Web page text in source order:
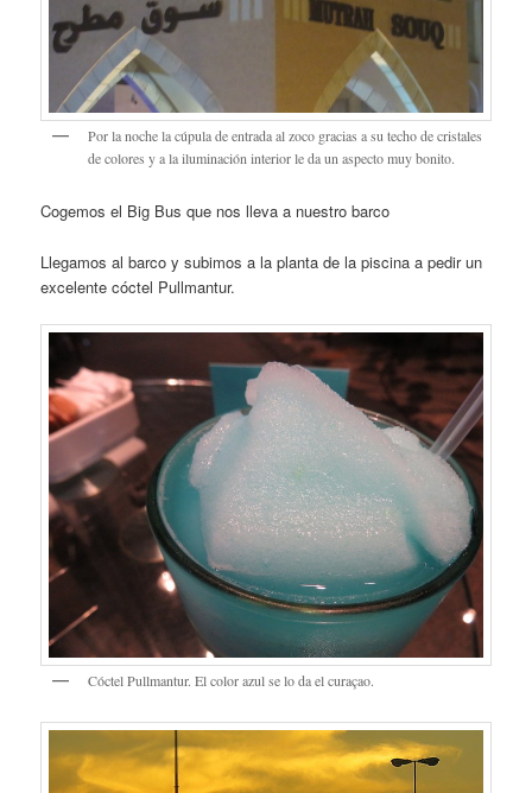
Por la noche la cúpula de entrada al zoco gracias a su techo de cristales
de colores y a la iluminación interior le da un aspecto muy bonito.
Cogemos el Big Bus que nos lleva a nuestro barco
Llegamos al barco y subimos a la planta de la piscina a pedir un
excelente cóctel Pullmantur.
Cóctel Pullmantur. El color azul se lo da el curaçao.